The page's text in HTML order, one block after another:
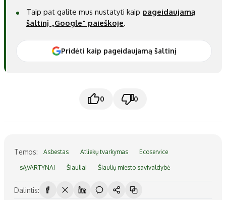
Taip pat galite mus nustatyti kaip pageidaujamą
šaltinį „Google“ paieškoje.
Pridėti kaip pageidaujamą šaltinį
0 0
Temos: Asbestas Atliekų tvarkymas Ecoservice
sĄVARTYNAI Šiauliai Šiaulių miesto savivaldybė
Dalintis: